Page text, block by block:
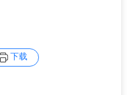
下载